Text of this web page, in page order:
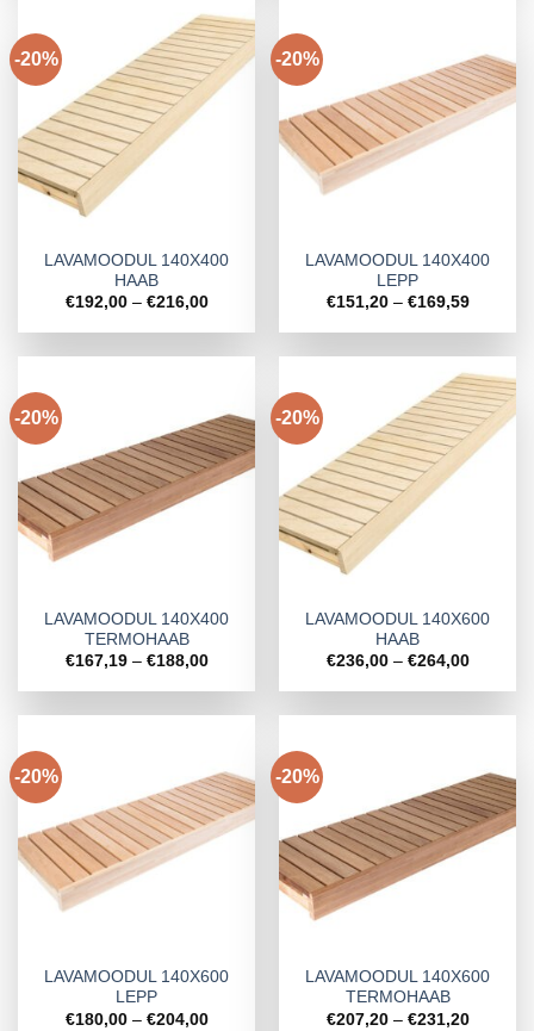
-20%
LAVAMOODUL 140X400
HAAB
€192,00 – €216,00Hinnavahemik:
kuni
-20%
LAVAMOODUL 140X400
LEPP
€151,20 – €169,59
kuni
-20%
LAVAMOODUL 140X400
TERMOHAAB
€167,19 – €188,00Hinnavahemik:
kuni
-20%
LAVAMOODUL 140X600
HAAB
€236,00 – €264,00
kuni
-20%
LAVAMOODUL 140X600
LEPP
€180,00 – €204,00Hinnavahemik:
-20%
LAVAMOODUL 140X600
TERMOHAAB
€207,20 – €231,20